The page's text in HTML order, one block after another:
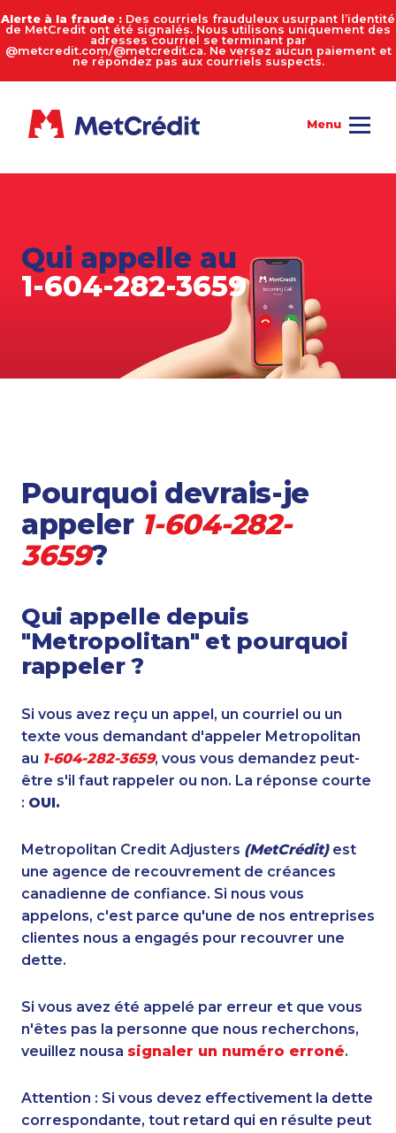
Alerte à la fraude : Des courriels frauduleux usurpant l’identité
de MetCredit ont été signalés. Nous utilisons uniquement des
adresses courriel se terminant par
@metcredit.com/@metcredit.ca. Ne versez aucun paiement et
ne répondez pas aux courriels suspects.
Qui appelle au
1-604-282-3659
Pourquoi devrais-je
appeler 1-604-282-
3659?
Qui appelle depuis
"Metropolitan" et pourquoi
rappeler ?
Si vous avez reçu un appel, un courriel ou un
texte vous demandant d'appeler Metropolitan
au 1-604-282-3659, vous vous demandez peut-
être s'il faut rappeler ou non. La réponse courte
: OUI.
Metropolitan Credit Adjusters (MetCrédit)est
une agence de recouvrement de créances
canadienne de confiance. Si nous vous
appelons, c'est parce qu'une de nos entreprises
clientes nous a engagés pour recouvrer une
dette.
Si vous avez été appelé par erreur et que vous
n'êtes pas la personne que nous recherchons,
veuillez nousa signaler un numéro erroné.
Attention : Si vous devez effectivement la dette
correspondante, tout retard qui en résulte peut